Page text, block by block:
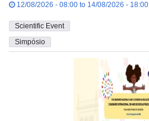
12/08/2026 - 08:00 to 14/08/2026 - 18:00
Scientific Event
Simpósio